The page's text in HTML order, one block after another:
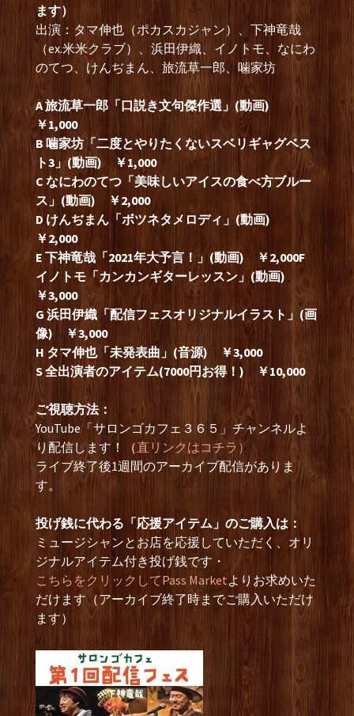
ます）
出演：タマ伸也（ポカスカジャン）、下神竜哉
（ex.米米クラブ）、浜田伊織、イノトモ、なにわ
のてつ、けんぢまん、旅流草一郎、噛家坊
A 旅流草一郎「口説き文句傑作選」(動画)
￥1,000
B 噛家坊「二度とやりたくないスベリギャグベス
ト3」(動画) ￥1,000
C なにわのてつ「美味しいアイスの食べ方ブルー
ス」(動画) ￥2,000
D けんぢまん「ボツネタメロディ」(動画)
￥2,000
E 下神竜哉「2021年大予言！」(動画) ￥2,000F
イノトモ「カンカンギターレッスン」(動画)
￥3,000
G 浜田伊織「配信フェスオリジナルイラスト」(画
像) ￥3,000
H タマ伸也「未発表曲」(音源) ￥3,000
S 全出演者のアイテム(7000円お得！) ￥10,000
ご視聴方法：
YouTube「サロンゴカフェ３６５」チャンネルよ
り配信します！（直リンクはコチラ）
ライブ終了後1週間のアーカイブ配信がありま
す。
投げ銭に代わる「応援アイテム」のご購入は：
ミュージシャンとお店を応援していただく、オリ
ジナルアイテム付き投げ銭です・
こちらをクリックしてPass Marketよりお求めいた
だけます（アーカイブ終了時までご購入いただけ
ます）